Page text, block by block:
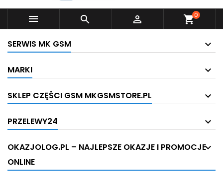
   shopping_cart0
SERWIS MK GSM
MARKI
SKLEP CZĘŚCI GSM MKGSMSTORE.PL
PRZELEWY24
OKAZJOLOG.PL – NAJLEPSZE OKAZJE I PROMOCJE
ONLINE